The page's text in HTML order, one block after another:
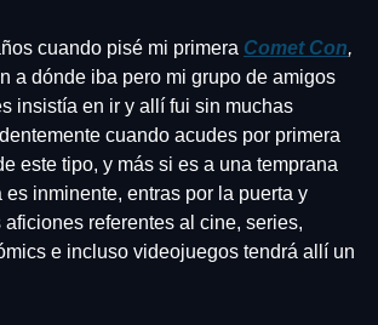
cuando pisé mi primera Comet Con,
a dónde iba pero mi grupo de amigos
insistía en ir y allí fui sin muchas
cuando acudes por primera
este tipo, y más si es a una temprana
es inminente, entras por la puerta y
referentes al cine, series,
e incluso videojuegos tendrá allí un